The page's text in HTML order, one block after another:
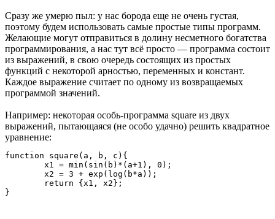
Сразу же умерю пыл: у нас борода еще не очень густая,
поэтому будем использовать самые простые типы программ.
Желающие могут отправиться в долину несметного богатства
программирования, а нас тут всё просто — программа состоит
из выражений, в свою очередь состоящих из простых
функций с некоторой арностью, переменных и констант.
Каждое выражение считает по одному из возвращаемых
программой значений.
Например: некоторая особь-программа square из двух
выражений, пытающаяся (не особо удачно) решить квадратное
уравнение:
function square(a, b, c){
}